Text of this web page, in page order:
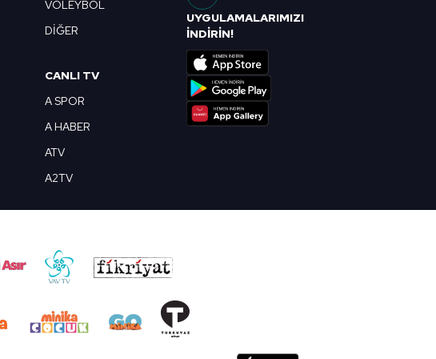
VOLEYBOL
DİĞER
CANLI TV
A SPOR
A HABER
ATV
A2TV
UYGULAMALARIMIZI
İNDİRİN!